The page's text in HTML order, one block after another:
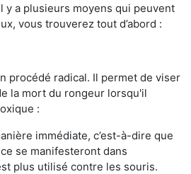
y a plusieurs moyens qui peuvent
vous trouverez tout d’abord :
procédé radical. Il permet de viser
la mort du rongeur lorsqu'il
:
immédiate, c’est-à-dire que
se manifesteront dans
plus utilisé contre les souris.